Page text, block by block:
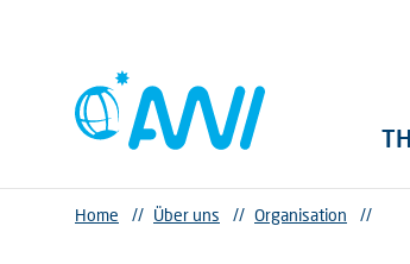
Home // Über uns // Organisation //